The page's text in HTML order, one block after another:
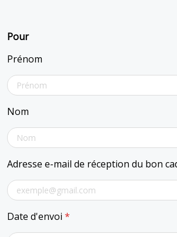
Pour
Prénom
Nom
Adresse e-mail de réception du bon
Date d'envoi *